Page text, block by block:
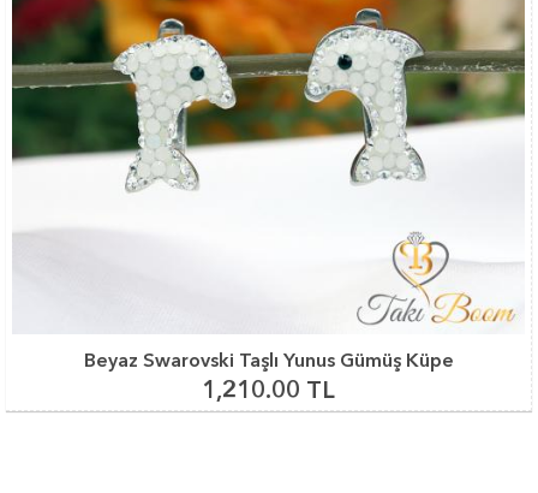
Beyaz Swarovski Taşlı Yunus Gümüş Küpe
1,210.00 TL